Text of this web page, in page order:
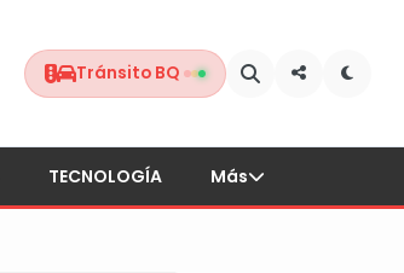
Tránsito BQ
TECNOLOGÍA Más